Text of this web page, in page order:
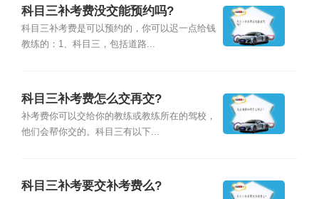
科目三补考费没交能预约吗?
科目三补考费是可以预约的，你可以迟一点给钱
教练的：1、科目三，包括道路...
科目三补考费怎么交再交?
补考费你可以交给你的教练或教练所在的驾校，
他们会帮你交的。科目三有以下...
科目三补考要交补考费么?